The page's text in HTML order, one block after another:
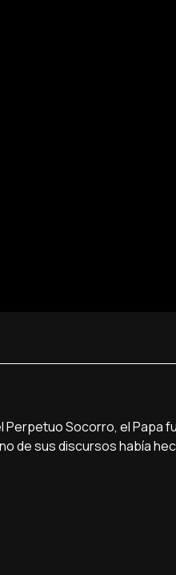
Perpetuo Socorro, el Papa
de sus discursos había